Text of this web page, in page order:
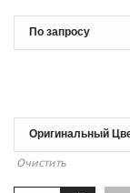
Очистить